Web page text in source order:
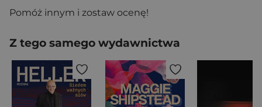
Pomóż innym i zostaw ocenę!
Z tego samego wydawnictwa